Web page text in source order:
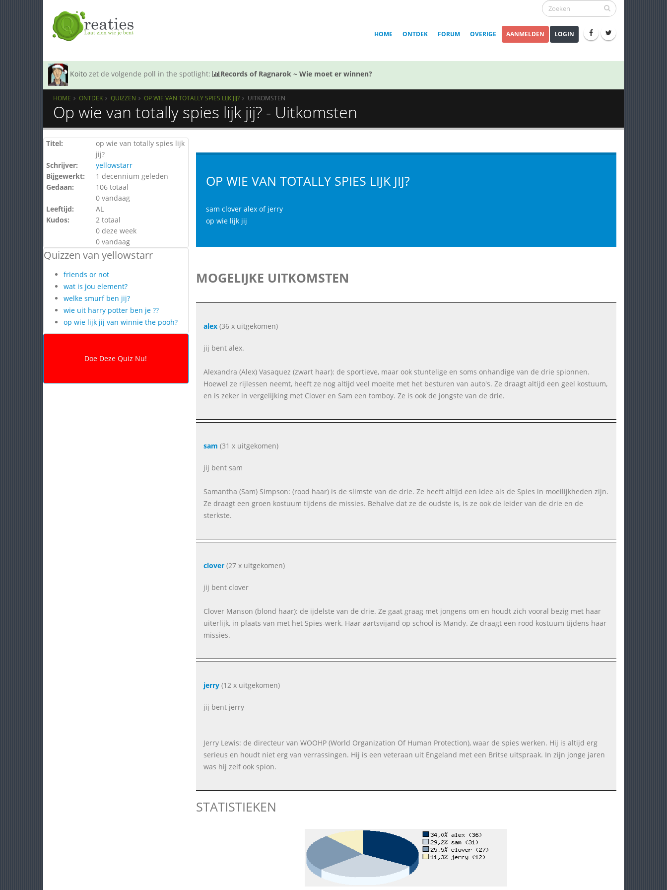
HOME ONTDEK FORUM OVERIGE AANMELDEN LOGIN
Koito zet de volgende poll in the spotlight: Records of Ragnarok ~ Wie moet er winnen?
HOME ONTDEK QUIZZEN OP WIE VAN TOTALLY SPIES LIJK JIJ? UITKOMSTEN
Op wie van totally spies lijk jij? - Uitkomsten
Titel:
op wie van totally spies lijk
jij?
Schrijver:
yellowstarr
Bijgewerkt:
1 decennium geleden
Gedaan:
106 totaal
0 vandaag
Leeftijd:
AL
Kudos:
2 totaal
0 deze week
0 vandaag
Quizzen van yellowstarr
friends or not
wat is jou element?
welke smurf ben jij?
wie uit harry potter ben je ??
op wie lijk jij van winnie the pooh?
OP WIE VAN TOTALLY SPIES LIJK JIJ?
sam clover alex of jerry
op wie lijk jij
MOGELIJKE UITKOMSTEN
alex(36 x uitgekomen)
jij bent alex.
Alexandra (Alex) Vasaquez (zwart haar): de sportieve, maar ook stuntelige en soms onhandige van de drie spionnen.
Hoewel ze rijlessen neemt, heeft ze nog altijd veel moeite met het besturen van auto's. Ze draagt altijd een geel kostuum,
en is zeker in vergelijking met Clover en Sam een tomboy. Ze is ook de jongste van de drie.
sam (31 x uitgekomen)
jij bent sam
Samantha (Sam) Simpson: (rood haar) is de slimste van de drie. Ze heeft altijd een idee als de Spies in moeilijkheden zijn.
Ze draagt een groen kostuum tijdens de missies. Behalve dat ze de oudste is, is ze ook de leider van de drie en de
sterkste.
clover(27 x uitgekomen)
jij bent clover
Clover Manson (blond haar): de ijdelste van de drie. Ze gaat graag met jongens om en houdt zich vooral bezig met haar
uiterlijk, in plaats van met het Spies-werk. Haar aartsvijand op school is Mandy. Ze draagt een rood kostuum tijdens haar
missies.
jerry(12 x uitgekomen)
jij bent jerry
Jerry Lewis: de directeur van WOOHP (World Organization Of Human Protection), waar de spies werken. Hij is altijd erg
serieus en houdt niet erg van verrassingen. Hij is een veteraan uit Engeland met een Britse uitspraak. In zijn jonge jaren
was hij zelf ook spion.
STATISTIEKEN